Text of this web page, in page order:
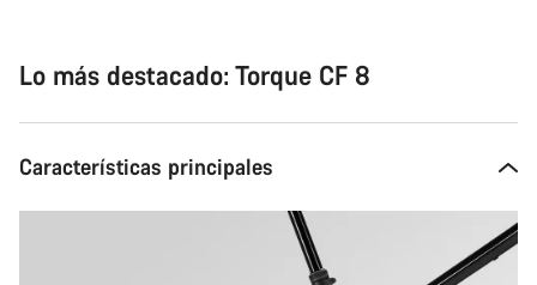
Lo más destacado: Torque CF 8
Características principales